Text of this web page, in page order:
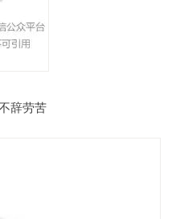
辞劳苦